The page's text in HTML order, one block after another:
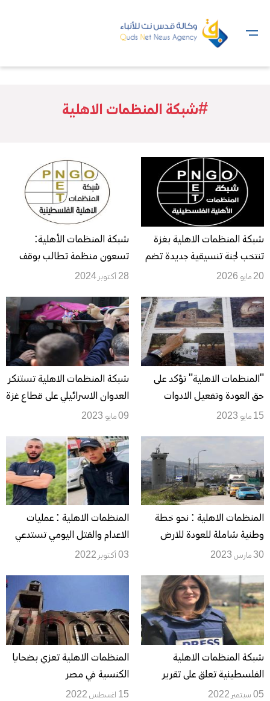
#شبكة المنظمات الاهلية
شبكة المنظمات الاهلية بغزة
تنتخب لجنة تنسيقية جديدة تضم
9 اعضاء
20 مايو 2026
شبكة المنظمات الأهلية:
تسعون منظمة تطالب بوقف
السطو على المساعدات لغزة
28 أكتوبر 2024
"المنظمات الاهلية" تؤكد على
حق العودة وتفعيل الادوات
القانونية لرفع "الظلم التاريخي"
15 مايو 2023
شبكة المنظمات الاهلية تستنكر
العدوان الاسرائيلي على قطاع غزة
وتطالب بتدخل دولي لوقفه
09 مايو 2023
المنظمات الاهلية : نحو خطة
وطنية شاملة للعودة للارض
وحمايتها لافشال مخططات
30 مارس 2023
المنظمات الاهلية : عمليات
الاعدام والقتل اليومي تستدعي
تدخلا دوليا لمحاسبة دولة
03 أكتوبر 2022
شبكة المنظمات الاهلية
الفلسطينية تعلق على تقرير
الجيش الإسرائيلي حول قتل
05 سبتمبر 2022
المنظمات الاهلية تعزي بضحايا
الكنسية في مصر
15 اغسطس 2022